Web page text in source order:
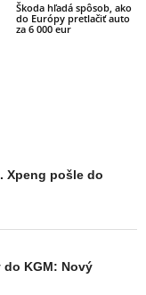
Škoda hľadá spôsob, ako
do Európy pretlačiť auto
za 6 000 eur